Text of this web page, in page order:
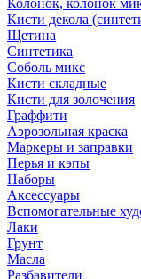
Колонок, колонок
Кисти декола
Щетина
Синтетика
Соболь микс
Кисти складные
Кисти для золочения
Граффити
Аэрозольная краска
Маркеры и заправки
Перья и кэпы
Наборы
Аксессуары
Вспомогательные
Лаки
Грунт
Масла
Разбавители